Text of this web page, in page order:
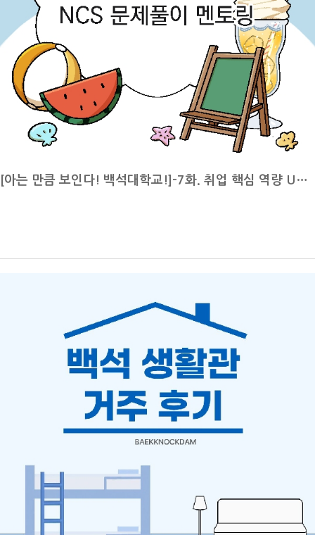
람 및 온라인 이의 신청 방법은 종합정보시스템에서 성적/강의평가로 들
어가 성적확인 및 이의신청의 과정을 통해 가능합니다. 교과목의 성적은
수업/평가계획서에 제시된 출석상황과 역량평가점수를 합산하여 산출하
기 때문에 성적에 문제가 없는지 확인해보시기 바랍니다.성적 열람은 20
26년 6월 29일 월요일 오전 9시부터 2026년 7월 2일 목요일 오후 3시
까지이며 종합정보시스템을 통한 온라인 이의 신청은 2026년 6월 29일
월요일 오전 9시부터 2026년 7월 2일 수요일 오후 3시까지입니다. 다만
시기 바랍니다. 이의 신청 회신은 2026년 6월 29일 월요일 오전 9시부
마감일입니다. 성적 마감 이후에는 담당 교수님의 성적 입력과 이의신청
처리가 모두 종료되며, 오후 3시부터 종합정보시스템을 통해 최종 확정
된 학기 성적을 확인하고 성적표를 출력할 수 있습니다.성적이 확정된 이
후에는 수정이 어려울 수 있으므로, 앞서 진행되는 성적열람 및 이의신청
기간 동안 과목별 성적과 출석, 평가 점수가 올바르게 반영되었는지 미리
확인하시기 바랍니다. 성적 확인 방법과 세부 일정은 학교 학사 공지 또
는 종합정보시스템을 통해 다시 한번 확인하면 좋을 것 같습니다!한 학
다. 7월 3일 이후 본인의 최종 성적을 확인하시고, 지난 학기를 돌아보며
다가오는 학기를 준비해 보시기 바랍니다! 7월 6일~7월 12일 2026-2
학기 재입학 신청 기간네 번째로 7월 6일부터 7월 17일은 2026-2학기
[아는 만큼 보인다! 백석대학교!]-7화. 취업 핵심 역량 UP! NCS 문제풀이 멘토링]